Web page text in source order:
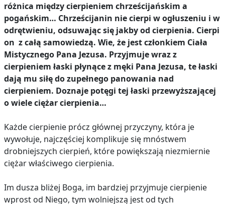
różnica między cierpieniem chrześcijańskim a
pogańskim… Chrześcijanin nie cierpi w ogłuszeniu i w
odrętwieniu, odsuwając się jakby od cierpienia. Cierpi
on z całą samowiedzą. Wie, że jest członkiem Ciała
Mistycznego Pana Jezusa. Przyjmuje wraz z
cierpieniem łaski płynące z męki Pana Jezusa, te łaski
dają mu siłę do zupełnego panowania nad
cierpieniem. Doznaje potęgi tej łaski przewyższającej
o wiele ciężar cierpienia…
Każde cierpienie prócz głównej przyczyny, która je
wywołuje, najczęściej komplikuje się mnóstwem
drobniejszych cierpień, które powiększają niezmiernie
ciężar właściwego cierpienia.
Im dusza bliżej Boga, im bardziej przyjmuje cierpienie
wprost od Niego, tym wolniejszą jest od tych